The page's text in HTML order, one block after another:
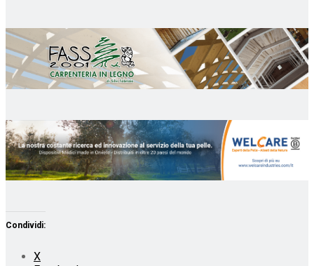
Condividi:
X